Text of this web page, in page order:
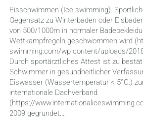
Eisschwimmen (Ice swimming).
Gegensatz zu Winterbaden oder
von 500/1000m in normaler
Wettkampfregeln geschwommen wird
swimming.com/wp-content/uploads/
Durch sportärztliches Attest ist zu
Schwimmer in gesundheitlicher
Eiswasser (Wassertemperatur < 5°C.)
internationale Dachverband
(https://
2009 gegründet.…